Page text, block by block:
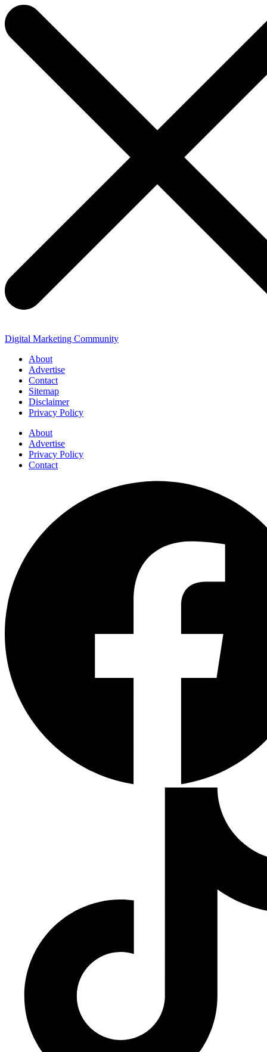
Digital Marketing Community
About
Advertise
Contact
Sitemap
Disclaimer
Privacy Policy
About
Advertise
Privacy Policy
Contact